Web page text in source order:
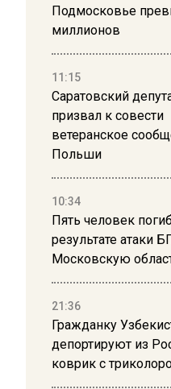
Подмосковье
миллионов
11:15
Саратовский
призвал к совести
ветеранское
Польши
10:34
Пять человек
результате атаки
Московскую
21:36
Гражданку
депортируют из
коврик с